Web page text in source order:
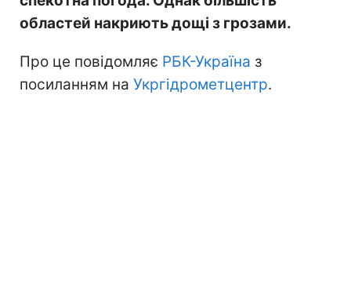
областей накриють дощі з грозами.
Про це повідомляє РБК-Україна з
посиланням на Укргідрометцентр.